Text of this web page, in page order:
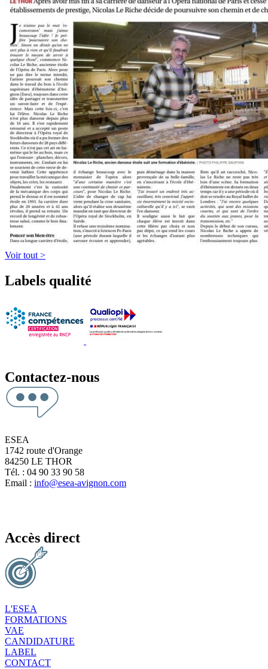
Voir tout >
Labels qualité
Contactez-nous
ESEA
1742 route d'Orange
84250 LE THOR
Tél. : 04 90 33 90 58
Email : info@esea-avignon.com
Accès direct
L'ESEA
FORMATIONS
VAE
CANDIDATURE
LABEL
CONTACT